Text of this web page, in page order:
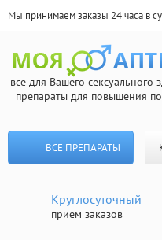
Мы принимаем заказы 24 часа в
все для Вашего сексуального
препараты для повышения
ВСЕ ПРЕПАРАТЫ
Круглосуточный
прием заказов